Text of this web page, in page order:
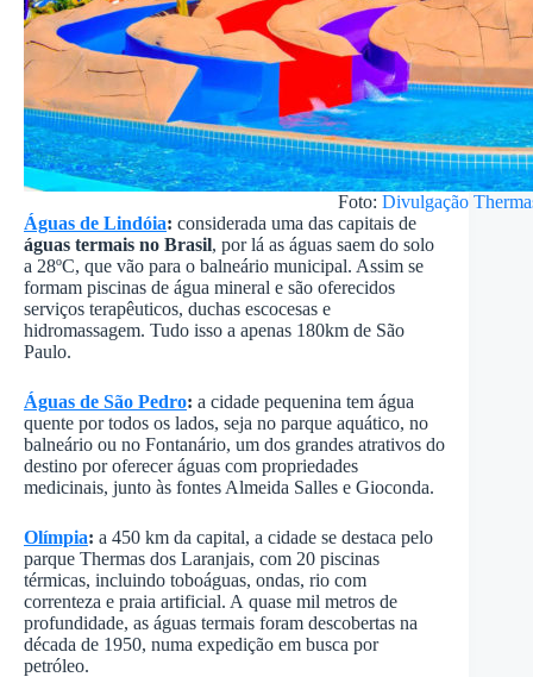
Foto: Divulgação
Águas de Lindóia: considerada uma das capitais de
águas termais no Brasil, por lá as águas saem do solo
a 28ºC, que vão para o balneário municipal. Assim se
formam piscinas de água mineral e são oferecidos
serviços terapêuticos, duchas escocesas e
hidromassagem. Tudo isso a apenas 180km de São
Paulo.
Águas de São Pedro: a cidade pequenina tem água
quente por todos os lados, seja no parque aquático, no
balneário ou no Fontanário, um dos grandes atrativos do
destino por oferecer águas com propriedades
medicinais, junto às fontes Almeida Salles e Gioconda.
Olímpia: a 450 km da capital, a cidade se destaca pelo
parque Thermas dos Laranjais, com 20 piscinas
térmicas, incluindo toboáguas, ondas, rio com
correnteza e praia artificial. A quase mil metros de
profundidade, as águas termais foram descobertas na
década de 1950, numa expedição em busca por
petróleo.